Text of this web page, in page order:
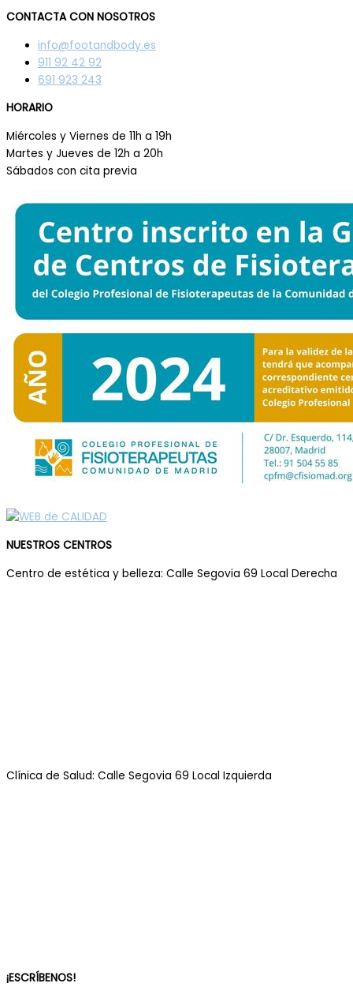
CONTACTA CON NOSOTROS
info@footandbody.es
911 92 42 92
691 923 243
HORARIO
Miércoles y Viernes de 11h a 19h
Martes y Jueves de 12h a 20h
Sábados con cita previa
NUESTROS CENTROS
Centro de estética y belleza: Calle Segovia 69 Local Derecha
Clínica de Salud: Calle Segovia 69 Local Izquierda
¡ESCRÍBENOS!